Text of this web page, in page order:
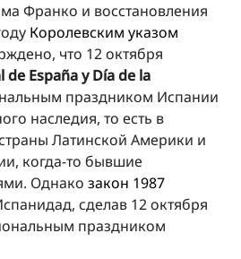
Франко и восстановления
Королевским указом
что 12 октября
de España y Día de la
праздником Испании
наследия, то есть в
Латинской Америки и
когда-то бывшие
Однако закон 1987
сделав 12 октября
праздником